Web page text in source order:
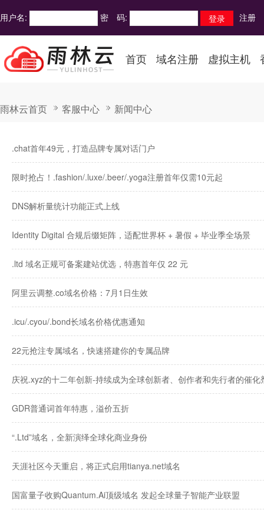
用户名: 密 码: 注册
首页 域名注册 虚拟主机
雨林云首页 客服中心 新闻中心
.chat首年49元，打造品牌专属对话门户
限时抢占！.fashion/.luxe/.beer/.yoga注册首年仅需10元起
DNS解析量统计功能正式上线
Identity Digital 合规后缀矩阵，适配世界杯 + 暑假 + 毕业季全场景
.ltd 域名正规可备案建站优选，特惠首年仅 22 元
阿里云调整.co域名价格：7月1日生效
.icu/.cyou/.bond长域名价格优惠通知
22元抢注专属域名，快速搭建你的专属品牌
庆祝.xyz的十二年创新-持续成为全球创新者、创作者和先行者的催化
GDR普通词首年特惠，溢价五折
“.Ltd”域名，全新演绎全球化商业身份
天涯社区今天重启，将正式启用tianya.net域名
国富量子收购Quantum.Ai顶级域名 发起全球量子智能产业联盟